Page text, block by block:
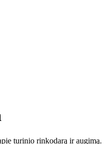
turinio rinkodarą ir augimą.